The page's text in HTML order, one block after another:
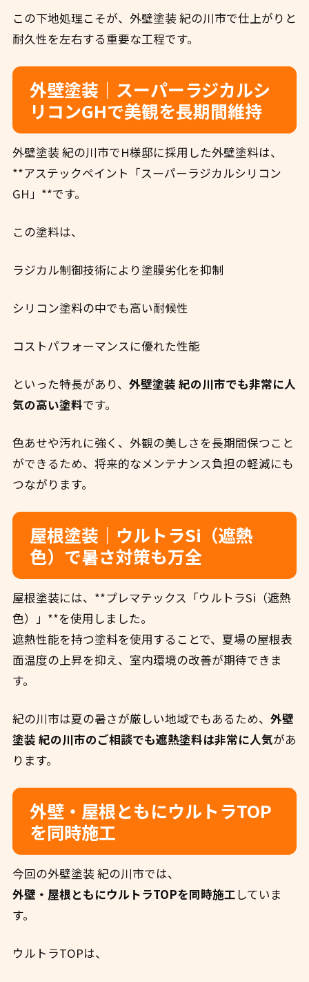
この下地処理こそが、外壁塗装 紀の川市で仕上がりと
耐久性を左右する重要な工程です。
外壁塗装｜スーパーラジカルシ
リコンGHで美観を長期間維持
外壁塗装 紀の川市でH様邸に採用した外壁塗料は、
**アステックペイント「スーパーラジカルシリコン
GH」**です。
この塗料は、
ラジカル制御技術により塗膜劣化を抑制
シリコン塗料の中でも高い耐候性
コストパフォーマンスに優れた性能
といった特長があり、 外壁塗装 紀の川市でも非常に人
気の高い塗料です。
色あせや汚れに強く、外観の美しさを長期間保つこと
ができるため、将来的なメンテナンス負担の軽減にも
つながります。
屋根塗装｜ウルトラSi（遮熱
色）で暑さ対策も万全
屋根塗装には、**プレマテックス「ウルトラSi（遮熱
色）」**を使用しました。
遮熱性能を持つ塗料を使用することで、夏場の屋根表
面温度の上昇を抑え、室内環境の改善が期待できま
す。
紀の川市は夏の暑さが厳しい地域でもあるため、 外壁
塗装 紀の川市のご相談でも遮熱塗料は非常に人気があ
ります。
外壁・屋根ともにウルトラTOP
を同時施工
今回の外壁塗装 紀の川市では、
外壁・屋根ともにウルトラTOPを同時施工 していま
す。
ウルトラTOPは、